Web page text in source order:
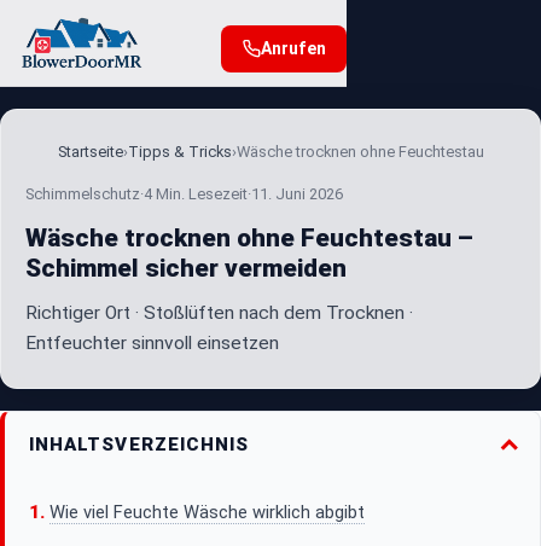
Anrufen
Startseite›Tipps & Tricks›Wäsche trocknen ohne Feuchtestau
Schimmelschutz·4 Min. Lesezeit·11. Juni 2026
Wäsche trocknen ohne Feuchtestau –
Schimmel sicher vermeiden
Richtiger Ort · Stoßlüften nach dem Trocknen ·
Entfeuchter sinnvoll einsetzen
INHALTSVERZEICHNIS
Wie viel Feuchte Wäsche wirklich abgibt